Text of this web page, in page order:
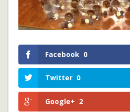
Facebook 0
Twitter 0
Google+ 2